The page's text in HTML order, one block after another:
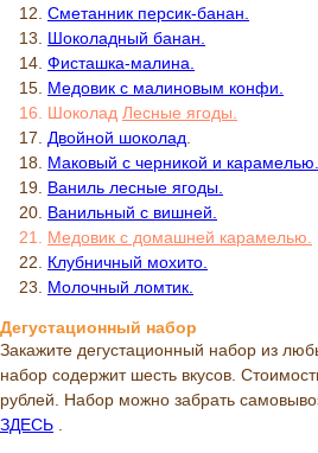
Сметанник персик-банан.
Шоколадный банан.
Фисташка-малина.
Медовик с малиновым конфи.
Шоколад Лесные ягоды.
Двойной шоколад.
Маковый с черникой и карамелью.
Ваниль лесные ягоды.
Ванильный с вишней.
Медовик с домашней карамелью.
Клубничный мохито.
Молочный ломтик.
Дегустационный набор
Закажите дегустационный набор из
набор содержит шесть вкусов.
рублей. Набор можно забрать
ЗДЕСЬ .